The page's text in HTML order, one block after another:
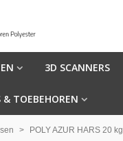
3D SCANNERS
& TOEBEHOREN
> POLY AZUR HARS 20 kg